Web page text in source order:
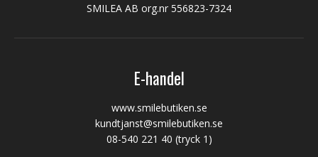
SMILEA AB org.nr 556823-7324
E-handel
www.smilebutiken.se
kundtjanst@smilebutiken.se
08-540 221 40 (tryck 1)